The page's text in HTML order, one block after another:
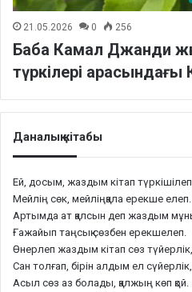
21.05.2026 0 256
Баба Камал Джанди
түркілері арасындағы
Даналық кітабы
Ей, досым, жаздым кітап түркішілеп,
Мейлің сөк, мейліңқала ерекше елеп.
Артымда ат қалсын деп жаздым
Ғажайып таңсық сөзбен ерекшелеп.
Өнерлеп жаздым кітап сөз түйерлік,
Сан толғап, бірін алдым ел сүйерлік,
Асыл сөз аз болады, қалжың көп қой.